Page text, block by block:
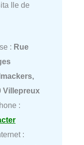
Ile de
: Rue
Villepreux
:
: